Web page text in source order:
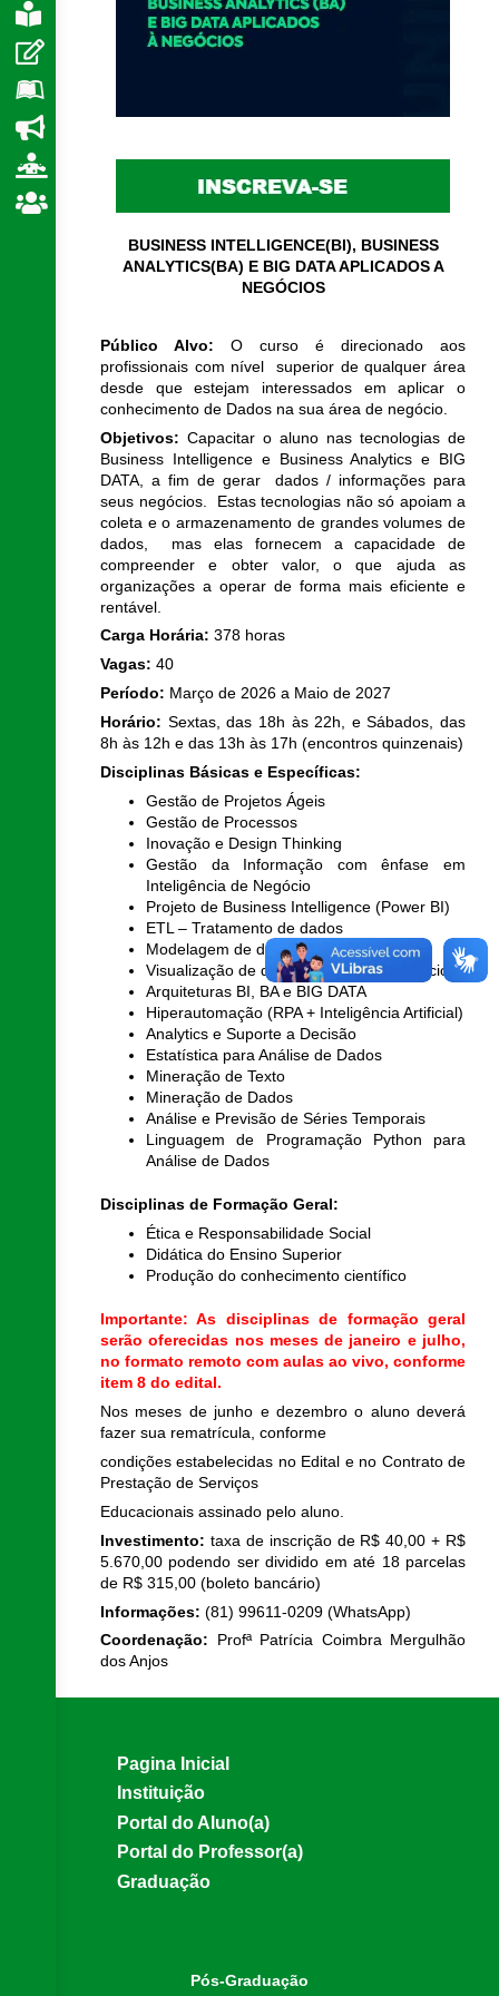
BUSINESS INTELLIGENCE(BI), BUSINESS
ANALYTICS(BA) E BIG DATA APLICADOS A
NEGÓCIOS
Público Alvo: O curso é direcionado aos
profissionais com nível superior de qualquer área
desde que estejam interessados em aplicar o
conhecimento de Dados na sua área de negócio.
Objetivos: Capacitar o aluno nas tecnologias de
Business Intelligence e Business Analytics e BIG
DATA, a fim de gerar dados / informações para
seus negócios. Estas tecnologias não só apoiam a
coleta e o armazenamento de grandes volumes de
dados, mas elas fornecem a capacidade de
compreender e obter valor, o que ajuda as
organizações a operar de forma mais eficiente e
rentável.
Carga Horária: 378 horas
Vagas: 40
Período: Março de 2026 a Maio de 2027
Horário: Sextas, das 18h às 22h, e Sábados, das
8h às 12h e das 13h às 17h (encontros quinzenais)
Disciplinas Básicas e Específicas:
Gestão de Projetos Ágeis
Gestão de Processos
Inovação e Design Thinking
Gestão da Informação com ênfase em
Inteligência de Negócio
Projeto de Business Intelligence (Power BI)
ETL – Tratamento de dados
Modelagem de dados
Visualização de dados orientada a negócios
Arquiteturas BI, BA e BIG DATA
Hiperautomação (RPA + Inteligência Artificial)
Analytics e Suporte a Decisão
Estatística para Análise de Dados
Mineração de Texto
Mineração de Dados
Análise e Previsão de Séries Temporais
Linguagem de Programação Python para
Análise de Dados
Disciplinas de Formação Geral:
Ética e Responsabilidade Social
Didática do Ensino Superior
Produção do conhecimento científico
Importante: As disciplinas de formação geral
serão oferecidas nos meses de janeiro e julho,
no formato remoto com aulas ao vivo, conforme
item 8 do edital.
Nos meses de junho e dezembro o aluno deverá
fazer sua rematrícula, conforme
condições estabelecidas no Edital e no Contrato de
Prestação de Serviços
Educacionais assinado pelo aluno.
Investimento: taxa de inscrição de R$ 40,00 + R$
5.670,00 podendo ser dividido em até 18 parcelas
de R$ 315,00 (boleto bancário)
Informações: (81) 99611-0209 (WhatsApp)
Coordenação: Profª Patrícia Coimbra Mergulhão
dos Anjos
Pagina Inicial
Instituição
Portal do Aluno(a)
Portal do Professor(a)
Graduação
Pós-Graduação